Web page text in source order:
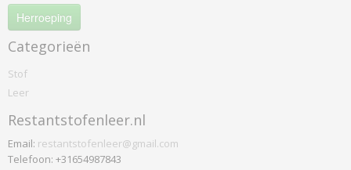
Herroeping
Categorieën
Stof
Leer
Restantstofenleer.nl
Email: restantstofenleer@gmail.com
Telefoon: +31654987843